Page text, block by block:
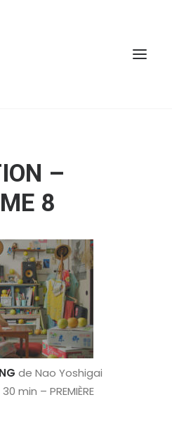
–
8
de Nao Yoshigai
min – PREMIÈRE